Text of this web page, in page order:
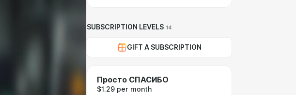
SUBSCRIPTION LEVELS 14
GIFT A SUBSCRIPTION
Просто СПАСИБО
$1.29 per month